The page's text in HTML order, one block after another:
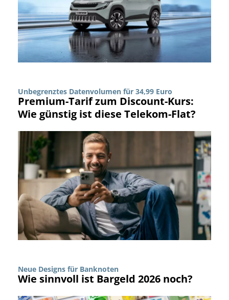
Unbegrenztes Datenvolumen für 34,99 Euro
Premium-Tarif zum Discount-Kurs:
Wie günstig ist diese Telekom-Flat?
Neue Designs für Banknoten
Wie sinnvoll ist Bargeld 2026 noch?